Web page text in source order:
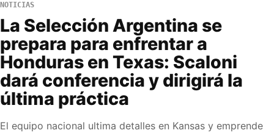
NOTICIAS
La Selección Argentina se
prepara para enfrentar a
Honduras en Texas: Scaloni
dará conferencia y dirigirá la
última práctica
El equipo nacional ultima detalles en Kansas y emprende